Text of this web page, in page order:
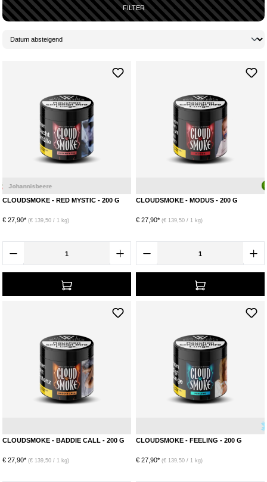
FILTER
CLOUDSMOKE - RED MYSTIC - 200 G
€ 27,90* (€ 139,50 / 1 kg)
CLOUDSMOKE - MODUS - 200 G
€ 27,90* (€ 139,50 / 1 kg)
CLOUDSMOKE - BADDIE CALL - 200 G
€ 27,90* (€ 139,50 / 1 kg)
CLOUDSMOKE - FEELING - 200 G
€ 27,90* (€ 139,50 / 1 kg)